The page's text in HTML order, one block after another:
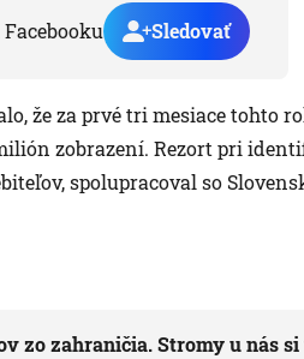
Sledovať
že za prvé tri mesiace tohto
zobrazení. Rezort pri
spolupracoval so
zo zahraničia. Stromy u nás